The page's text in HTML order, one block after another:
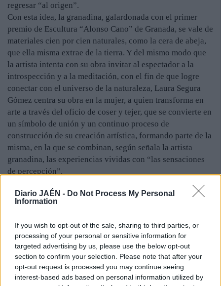
Diario JAÉN - Do Not Process My Personal
Information
If you wish to opt-out of the sale, sharing to third parties, or
processing of your personal or sensitive information for
targeted advertising by us, please use the below opt-out
section to confirm your selection. Please note that after your
opt-out request is processed you may continue seeing
interest-based ads based on personal information utilized by
regresar “al origen”.
Con esta idea, la granadina, galardonada con el primer
premio de Escultura “Alonso Cano” de Granada, se vale de
materiales cien por cien naturales, como la cera de abeja,
que ella misma extrae de la tierra. Y del mismo modo que
la artista intenta con su obra invitar al espectador a la
introspección y a la meditación, con el fin de que logre
conectar con el universo de la naturaleza, Laura Segura
Gómez centra su obra en la mujer, a quien transforma en
arte a través del oficio de coser y tejer, que se convierte en
un símbolo de unión y un continuo proceso de
construcción de su creación artística, formando parte de la
misma, en la que se combinan, según señala la artista
granadina, las experiencias vividas con “las sensaciones
de percepción”.
Laura Segura invita con su obra a disfrutar de la realidad,
de todas sus formas y de su pureza, a través de esta
muestra de arte contemporáneo, en la que la granadina
mixtas, en las que, junto a los productos naturales, el hilo
cobra un papel esencial. Asimismo, conjuga su obra con
las instalaciones, que emplea para proponer al espectador
un discurso lleno de propuestas poéticas.